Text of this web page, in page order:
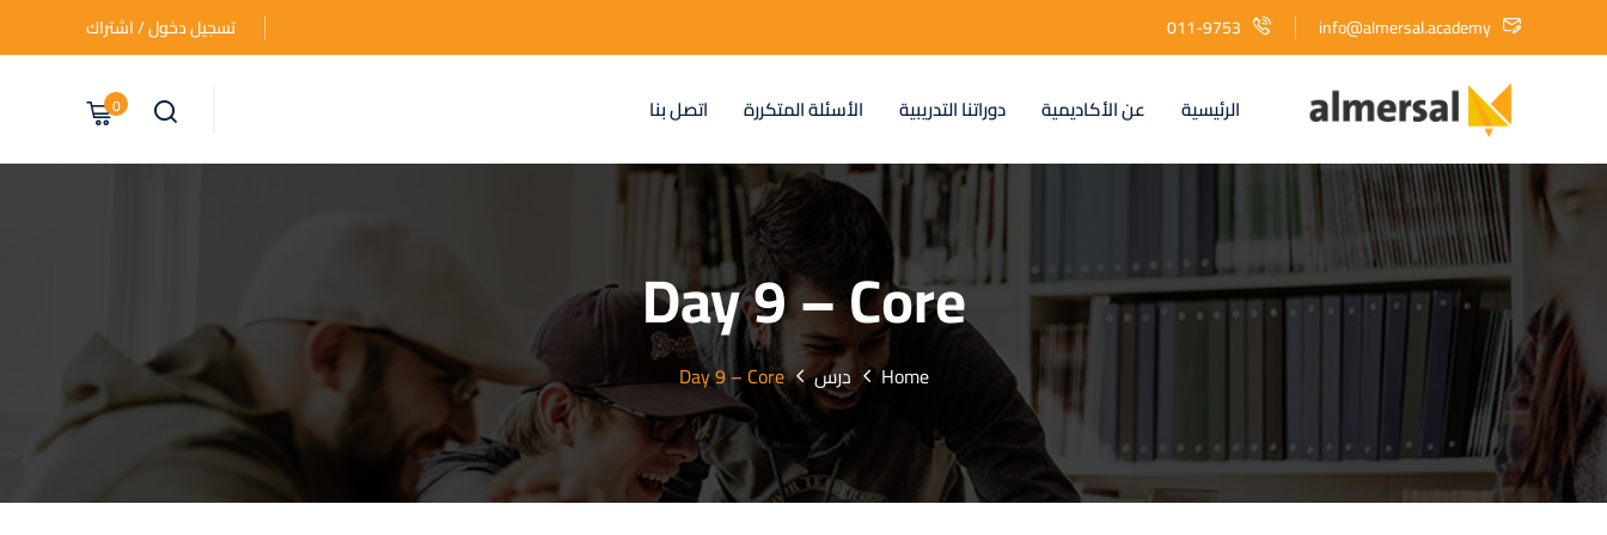
info@almersal.academy
011-9753 تسجيل دخول / اشتراك
الرئيسية عن الأكاديمية دوراتنا التدريبية الأسئلة المتكررة اتصل بنا 0
Day 9 – Core
Home درس Day 9 – Core